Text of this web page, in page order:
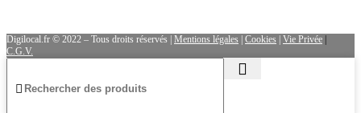
Digilocal.fr © 2022 – Tous droits réservés | Mentions légales Cookies Vie Privée
C.G.V.